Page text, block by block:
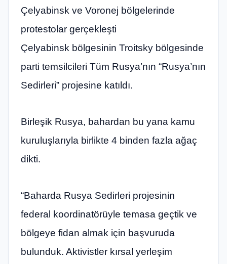
Çelyabinsk ve Voronej bölgelerinde
protestolar gerçekleşti
Çelyabinsk bölgesinin Troitsky bölgesinde
parti temsilcileri Tüm Rusya’nın “Rusya’nın
Sedirleri” projesine katıldı.
Birleşik Rusya, bahardan bu yana kamu
kuruluşlarıyla birlikte 4 binden fazla ağaç
dikti.
“Baharda Rusya Sedirleri projesinin
federal koordinatörüyle temasa geçtik ve
bölgeye fidan almak için başvuruda
bulunduk. Aktivistler kırsal yerleşim